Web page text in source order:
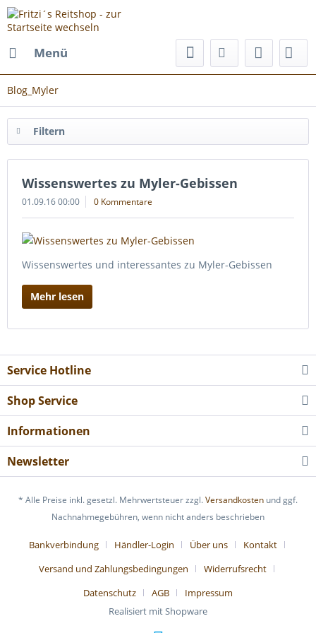
Menü
Blog_Myler
Filtern
Wissenswertes zu Myler-Gebissen
01.09.16 00:00 0 Kommentare
Wissenswertes und interessantes zu Myler-Gebissen
Mehr lesen
Service Hotline
Shop Service
Informationen
Newsletter
* Alle Preise inkl. gesetzl. Mehrwertsteuer zzgl.Versandkosten und ggf.
Nachnahmegebühren, wenn nicht anders beschrieben
Bankverbindung Händler-Login Über uns
Kontakt
Versand und Zahlungsbedingungen
Widerrufsrecht
Datenschutz
AGB
Impressum
Realisiert mit Shopware